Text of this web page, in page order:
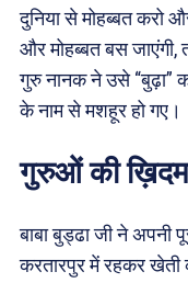
दुनिया से मोहब्बत करो
और मोहब्बत बस जाएंगी,
गुरु नानक ने उसे “बुढ़ा”
के नाम से मशहूर हो गए।
गुरुओं की
बाबा बुड्ढा जी ने अपनी
करतारपुर में रहकर